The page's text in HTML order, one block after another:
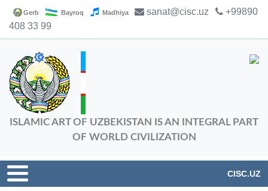
Gerb Bayroq Madhiya sanat@cisc.uz
+99890
408 33 99
ISLAMIC ART OF UZBEKISTAN IS AN INTEGRAL PART
OF WORLD CIVILIZATION
CISC.UZ